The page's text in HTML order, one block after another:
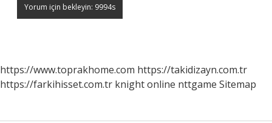
https://www.toprakhome.com https://takidizayn.com.tr
https://farkihisset.com.tr knight online nttgame Sitemap